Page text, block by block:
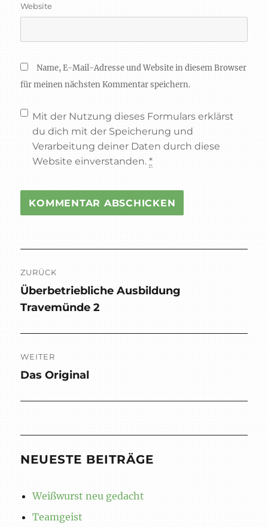
Website
Name, E-Mail-Adresse und Website in diesem Browser
für meinen nächsten Kommentar speichern.
Mit der Nutzung dieses Formulars erklärst
du dich mit der Speicherung und
Verarbeitung deiner Daten durch diese
Website einverstanden.*
ZURÜCK
Vorheriger
Beitrag:
Überbetriebliche Ausbildung
Travemünde 2
WEITER
Nächster
Das Original
NEUESTE BEITRÄGE
Weißwurst neu gedacht
Teamgeist